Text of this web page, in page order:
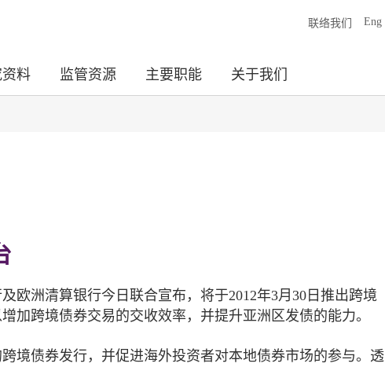
联络我们 Eng
料 监管资源 主要职能 关于我们
欧洲清算银行今日联合宣布，将于2012年3月30日推出跨境
加跨境债券交易的交收效率，并提升亚洲区发债的能力。
境债券发行，并促进海外投资者对本地债券市场的参与。透